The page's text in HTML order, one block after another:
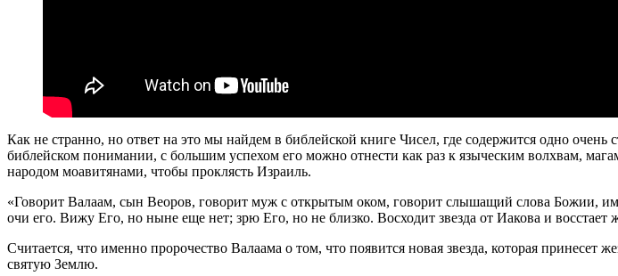
Как не странно, но ответ на это мы найдем в библейской книге Чисел, где содержится одно
библейском понимании, с большим успехом его можно отнести как раз к языческим волхвам,
народом моавитянами, чтобы проклясть Израиль.
«Говорит Валаам, сын Веоров, говорит муж с открытым оком, говорит слышащий слова Божии,
очи его. Вижу Его, но ныне еще нет; зрю Его, но не близко. Восходит звезда от Иакова и восстает
Считается, что именно пророчество Валаама о том, что появится новая звезда, которая принесет
святую Землю.